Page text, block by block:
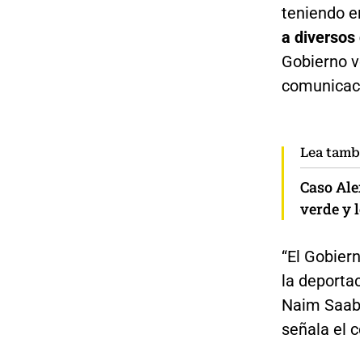
teniendo
a diversos
Gobierno
Lea
Caso
verde y
“El
la
Naim
señala el